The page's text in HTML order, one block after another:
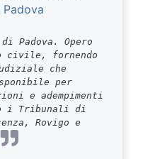
Padova. Opero
fornendo
che
per
e adempimenti
i Tribunali di
Rovigo e